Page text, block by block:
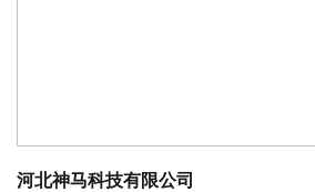
河北神马科技有限公司